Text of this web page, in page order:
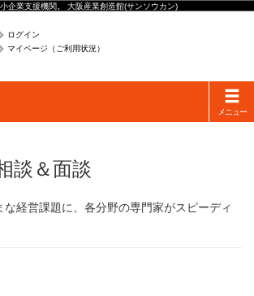
企業支援機関。 大阪産業創造館(サンソウカン)
ログイン
マイページ（ご利用状況）
Toggle
メニュー
談＆面談
経営課題に、各分野の専門家がスピーディ